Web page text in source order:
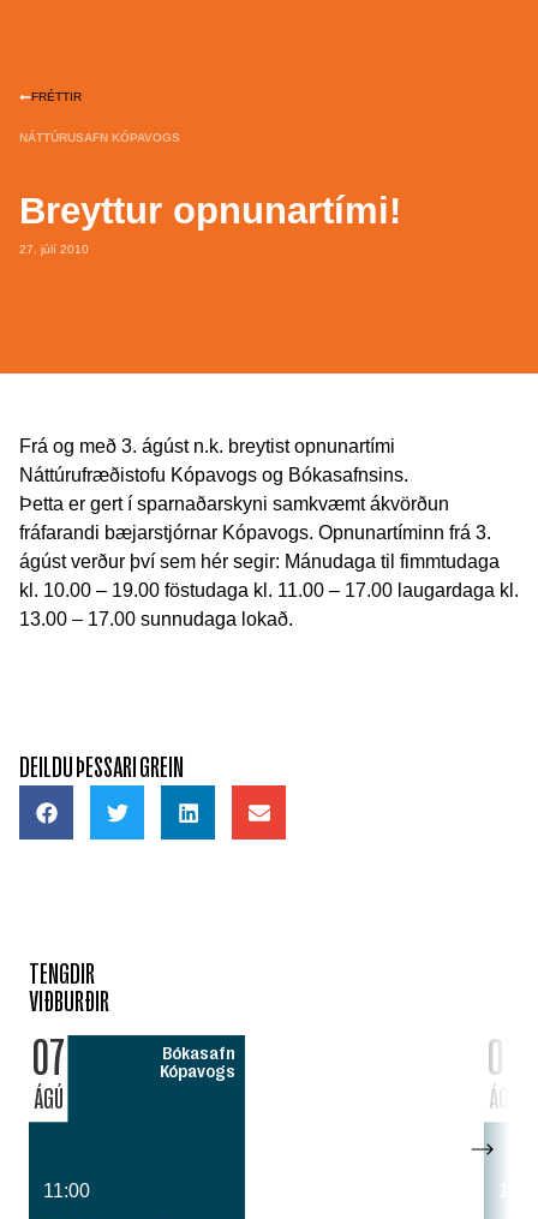
FRÉTTIR
NÁTTÚRUSAFN KÓPAVOGS
Breyttur opnunartími!
27. júlí 2010
Frá og með 3. ágúst n.k. breytist opnunartími
Náttúrufræðistofu Kópavogs og Bókasafnsins.
Þetta er gert í sparnaðarskyni samkvæmt ákvörðun
fráfarandi bæjarstjórnar Kópavogs. Opnunartíminn frá 3.
ágúst verður því sem hér segir: Mánudaga til fimmtudaga
kl. 10.00 – 19.00 föstudaga kl. 11.00 – 17.00 laugardaga kl.
13.00 – 17.00 sunnudaga lokað.
DEILDU ÞESSARI GREIN
TENGDIR
VIÐBURÐIR
07
ÁGÚ
Bókasafn
Kópavogs
11:00
07
ÁGÚ